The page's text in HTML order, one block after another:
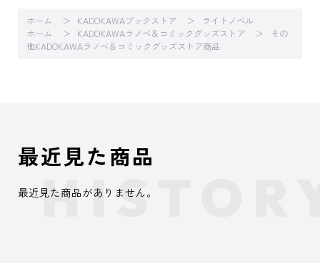
ホーム KADOKAWAブックストア
ライトノベル
ホーム
KADOKAWAラノベ＆コミックグッズストア
その
他KADOKAWAラノベ＆コミックグッズストア商品
最近見た商品
最近見た商品がありません。